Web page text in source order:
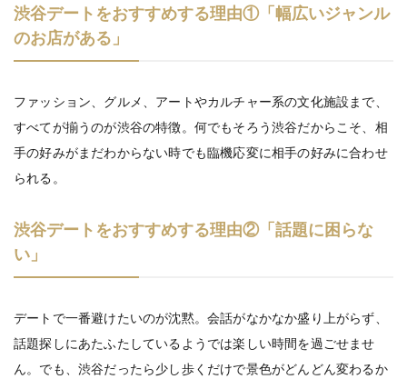
渋谷デートをおすすめする理由①「幅広いジャンル
のお店がある」
ファッション、グルメ、アートやカルチャー系の文化施設まで、
すべてが揃うのが渋谷の特徴。何でもそろう渋谷だからこそ、相
手の好みがまだわからない時でも臨機応変に相手の好みに合わせ
られる。
渋谷デートをおすすめする理由②「話題に困らな
い」
デートで一番避けたいのが沈黙。会話がなかなか盛り上がらず、
話題探しにあたふたしているようでは楽しい時間を過ごせませ
ん。でも、渋谷だったら少し歩くだけで景色がどんどん変わるか